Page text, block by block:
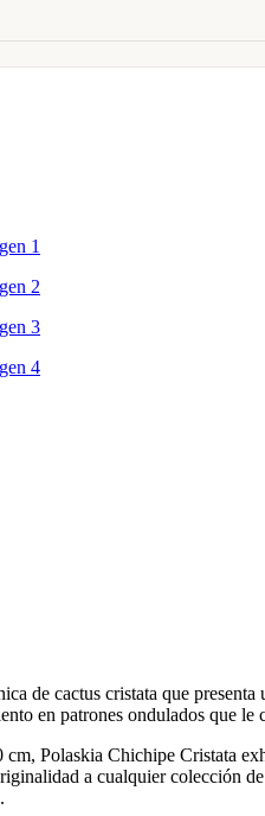
de cactus cristata que
en patrones ondulados que
Polaskia Chichipe Cristata
a cualquier colección